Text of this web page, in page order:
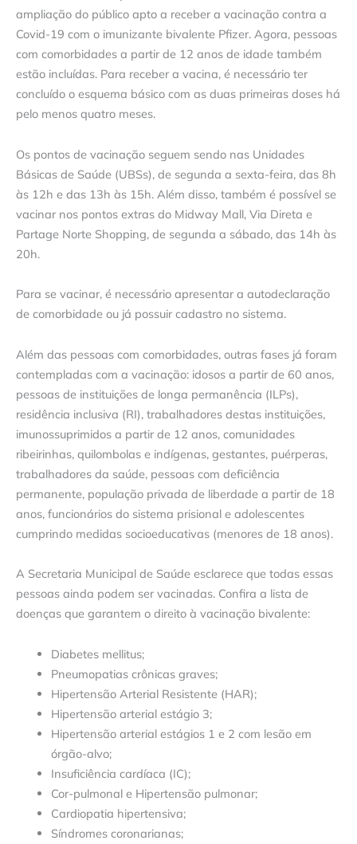
ampliação do público apto a receber a vacinação contra a
Covid-19 com o imunizante bivalente Pfizer. Agora, pessoas
com comorbidades a partir de 12 anos de idade também
estão incluídas. Para receber a vacina, é necessário ter
concluído o esquema básico com as duas primeiras doses há
pelo menos quatro meses.
Os pontos de vacinação seguem sendo nas Unidades
Básicas de Saúde (UBSs), de segunda a sexta-feira, das 8h
às 12h e das 13h às 15h. Além disso, também é possível se
vacinar nos pontos extras do Midway Mall, Via Direta e
Partage Norte Shopping, de segunda a sábado, das 14h às
20h.
Para se vacinar, é necessário apresentar a autodeclaração
de comorbidade ou já possuir cadastro no sistema.
Além das pessoas com comorbidades, outras fases já foram
contempladas com a vacinação: idosos a partir de 60 anos,
pessoas de instituições de longa permanência (ILPs),
residência inclusiva (RI), trabalhadores destas instituições,
imunossuprimidos a partir de 12 anos, comunidades
ribeirinhas, quilombolas e indígenas, gestantes, puérperas,
trabalhadores da saúde, pessoas com deficiência
permanente, população privada de liberdade a partir de 18
anos, funcionários do sistema prisional e adolescentes
cumprindo medidas socioeducativas (menores de 18 anos).
A Secretaria Municipal de Saúde esclarece que todas essas
pessoas ainda podem ser vacinadas. Confira a lista de
doenças que garantem o direito à vacinação bivalente:
Diabetes mellitus;
Pneumopatias crônicas graves;
Hipertensão Arterial Resistente (HAR);
Hipertensão arterial estágio 3;
Hipertensão arterial estágios 1 e 2 com lesão em
órgão-alvo;
Insuficiência cardíaca (IC);
Cor-pulmonal e Hipertensão pulmonar;
Cardiopatia hipertensiva;
Síndromes coronarianas;